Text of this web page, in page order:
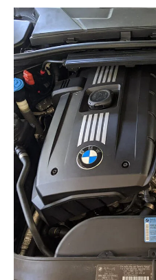
ジ
ン
10
万
キ
ロ
で
に
壊
れ
る
と
こ